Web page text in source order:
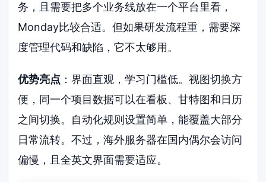
务，且需要把多个业务线放在一个平台里看，
Monday比较合适。但如果研发流程重，需要深
度管理代码和缺陷，它不太够用。
优势亮点 ：界面直观，学习门槛低。视图切换方
便，同一个项目数据可以在看板、甘特图和日历
之间切换。自动化规则设置简单，能覆盖大部分
日常流转。不过，海外服务器在国内偶尔会访问
偏慢，且全英文界面需要适应。